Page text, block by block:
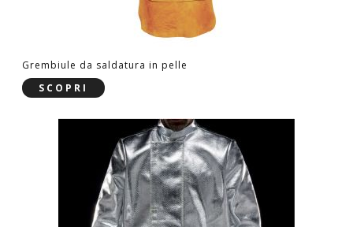
Grembiule da saldatura in pelle
SCOPRI